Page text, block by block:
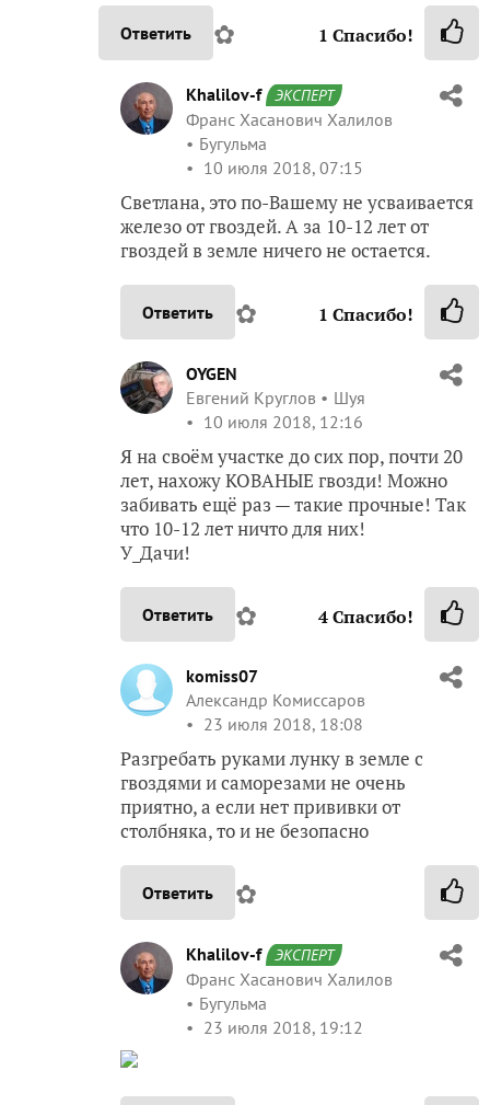
Ответить ✿ 1 Спасибо!
Khalilov-f ЭКСПЕРТ
Франс Хасанович Халилов
Бугульма
10 июля 2018, 07:15
Светлана, это по-Вашему не усваивается
железо от гвоздей. А за 10-12 лет от
гвоздей в земле ничего не остается.
Ответить ✿ 1 Спасибо!
OYGEN
Евгений Круглов
Шуя
10 июля 2018, 12:16
Я на своём участке до сих пор, почти 20
лет, нахожу КОВАНЫЕ гвозди! Можно
забивать ещё раз — такие прочные! Так
что 10-12 лет ничто для них!
У_Дачи!
Ответить ✿ 4Спасибо!
komiss07
Александр Комиссаров
23 июля 2018, 18:08
Разгребать руками лунку в земле с
гвоздями и саморезами не очень
приятно, а если нет прививки от
столбняка, то и не безопасно
Ответить ✿
Khalilov-f ЭКСПЕРТ
Франс Хасанович Халилов
Бугульма
23 июля 2018, 19:12